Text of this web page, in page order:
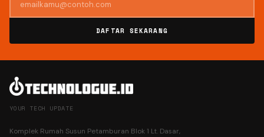
DAFTAR SEKARANG
YOUR TECH UPDATE
Komplek Rumah Susun Petamburan Blok 1 Lt. Dasar,